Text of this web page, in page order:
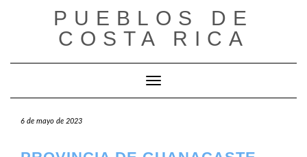
PUEBLOS DE
COSTA RICA
Cambiar modo de navegación
6 de mayo de 2023